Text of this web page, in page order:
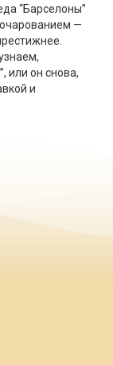
“Барселоны”
—
или он снова,
и